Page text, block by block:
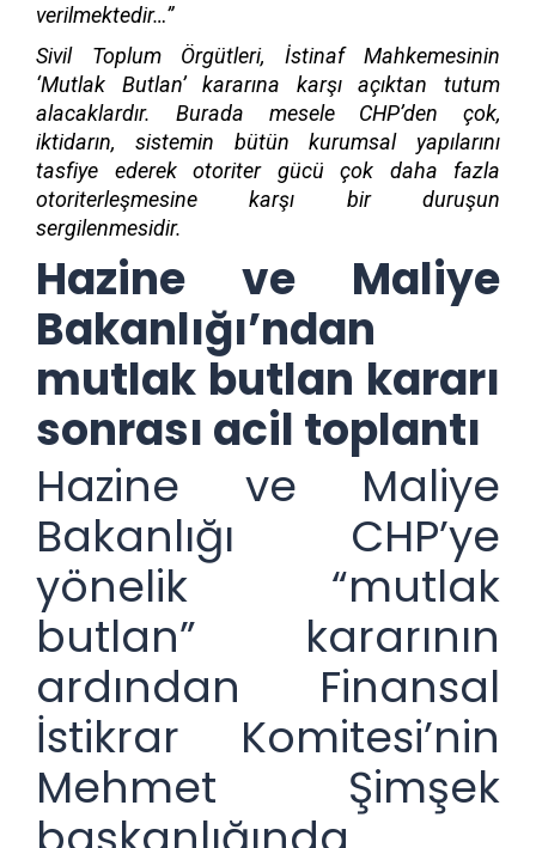
verilmektedir…”
Sivil Toplum Örgütleri, İstinaf Mahkemesinin
‘Mutlak Butlan’ kararına karşı açıktan tutum
alacaklardır. Burada mesele CHP’den çok,
iktidarın, sistemin bütün kurumsal yapılarını
tasfiye ederek otoriter gücü çok daha fazla
otoriterleşmesine karşı bir duruşun
sergilenmesidir.
Hazine ve Maliye
Bakanlığı’ndan
mutlak butlan kararı
sonrası acil toplantı
Hazine ve Maliye
Bakanlığı CHP’ye
yönelik “mutlak
butlan” kararının
ardından Finansal
İstikrar Komitesi’nin
Mehmet Şimşek